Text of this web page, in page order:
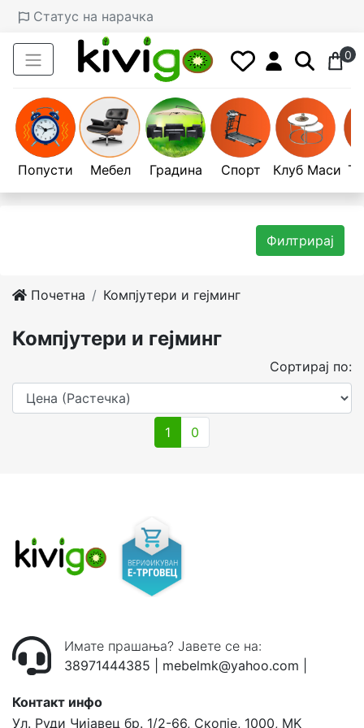
Статус на нарачка
0
Попусти Мебел Градина Спорт Клуб Маси
Филтрирај
Почетна Компјутери и гејминг
Компјутери и гејминг
Сортирај по:
1 0
Имате прашања? Јавете се на:
38971444385
mebelmk@yahoo.com
Контакт инфо
Ул. Руди Чијавец бр. 1/2-66, Скопје, 1000, MK